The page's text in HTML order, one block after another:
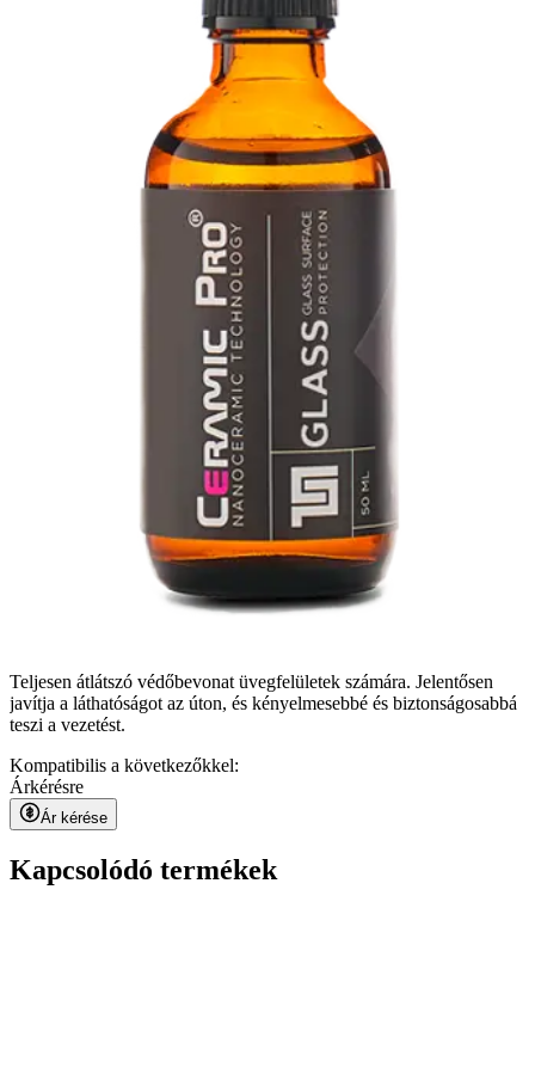
Teljesen átlátszó védőbevonat üvegfelületek számára. Jelentősen
javítja a láthatóságot az úton, és kényelmesebbé és biztonságosabbá
teszi a vezetést.
Kompatibilis a következőkkel:
Árkérésre
Ár kérése
Kapcsolódó termékek